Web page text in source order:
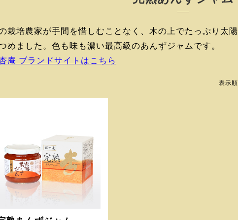
栽培農家が手間を惜しむことなく、木の上でたっぷり太
めました。色も味も濃い最高級のあんずジャムです。
庵 ブランドサイトはこちら
表示